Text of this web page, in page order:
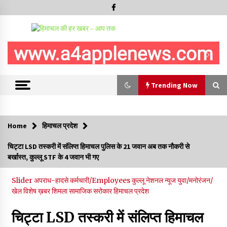
Trending Now
रामपुर नगर परिषद के पिछले 5 वर्षों के कार्यों की होगी समीक्षा, अनियमितता मिली
तो होगी जांच : करण शर्मा
09/08/2026
29 मेगावाट पावर प्रोजेक्ट से प्रभावित गांवों को LADA फंड व रोजगार न
मिलने पर राजस्व मंत्री ने जताई नाराजगी
09/08/2026
Home हिमाचल प्रदेश
चिट्टा LSD तस्करी में संलिप्त हिमाचल पुलिस के 21 जवान अब तक नौकरी से
बर्खास्त, कुल्लू STF के 4 जवान भी गए
Sliderअपराध-हादसेकर्मचारी/Employeesकुल्लूनेशनल न्यूजयुवा/मनोरंजन/
खेलविशेष ख़बरशिमलासामाजिक सरोकारहिमाचल प्रदेश
चिट्टा LSD तस्करी में संलिप्त हिमाचल